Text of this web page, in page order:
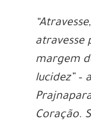
atravesse
margem
lucidez” –
Coração.